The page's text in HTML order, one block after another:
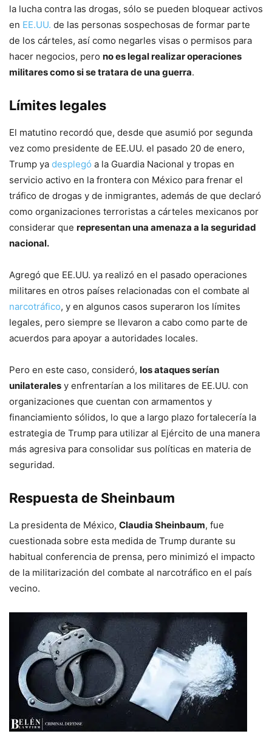
la lucha contra las drogas, sólo se pueden bloquear activos
en EE.UU. de las personas sospechosas de formar parte
de los cárteles, así como negarles visas o permisos para
hacer negocios, pero no es legal realizar operaciones
militares como si se tratara de una guerra.
Límites legales
El matutino recordó que, desde que asumió por segunda
vez como presidente de EE.UU. el pasado 20 de enero,
Trump ya desplegó a la Guardia Nacional y tropas en
servicio activo en la frontera con México para frenar el
tráfico de drogas y de inmigrantes, además de que declaró
como organizaciones terroristas a cárteles mexicanos por
considerar que representan una amenaza a la seguridad
nacional.
Agregó que EE.UU. ya realizó en el pasado operaciones
militares en otros países relacionadas con el combate al
narcotráfico, y en algunos casos superaron los límites
legales, pero siempre se llevaron a cabo como parte de
acuerdos para apoyar a autoridades locales.
Pero en este caso, consideró, los ataques serían
unilaterales y enfrentarían a los militares de EE.UU. con
organizaciones que cuentan con armamentos y
financiamiento sólidos, lo que a largo plazo fortalecería la
estrategia de Trump para utilizar al Ejército de una manera
más agresiva para consolidar sus políticas en materia de
seguridad.
Respuesta de Sheinbaum
La presidenta de México, Claudia Sheinbaum, fue
cuestionada sobre esta medida de Trump durante su
habitual conferencia de prensa, pero minimizó el impacto
de la militarización del combate al narcotráfico en el país
vecino.